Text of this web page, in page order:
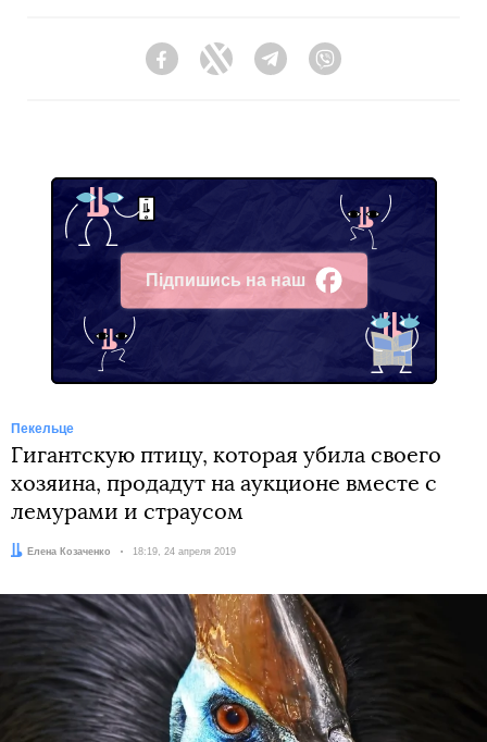
FacebookTwitter Telegram
Підпишись на наш
Facebook
Пекельце
Гигантскую птицу, которая убила своего
хозяина, продадут на аукционе вместе с
лемурами и страусом
Автор:Елена Козаченко Дата:
18:19, 24 апреля 2019